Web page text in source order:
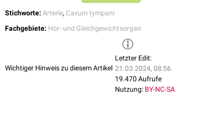
Stichworte: Arterie, Cavum tympani
Fachgebiete: Hör- und Gleichgewichtsorgan
Wichtiger Hinweis zu diesem Artikel
Letzter Edit:
21.03.2024, 08:56
19.470 Aufrufe
Nutzung: BY-NC-SA